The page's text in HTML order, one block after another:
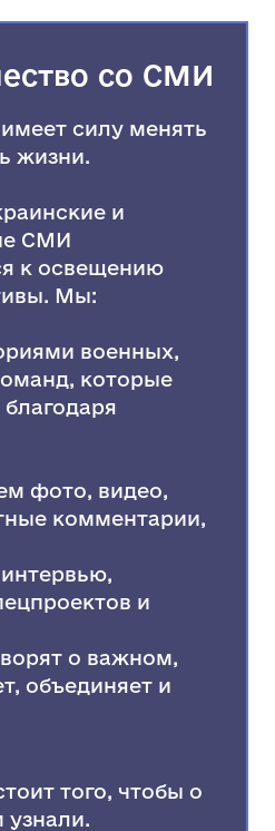
со СМИ
силу менять
жизни.
и
СМИ
к освещению
Мы:
военных,
которые
фото, видео,
комментарии,
и
о важном,
объединяет и
того, чтобы о
узнали.